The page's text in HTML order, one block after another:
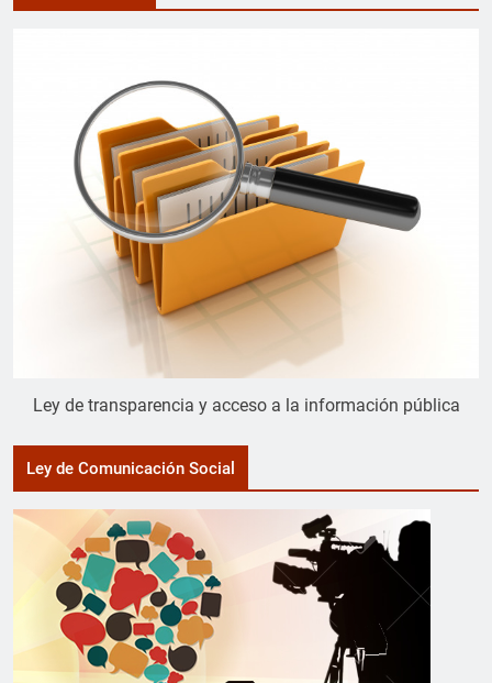
Ley de transparencia y acceso a la información pública
Ley de Comunicación Social